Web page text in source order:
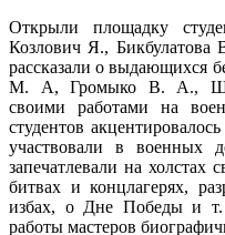
Открыли площадку
Козлович Я.,
рассказали о выдающихся
М. А, Громыко В. А.,
своими работами на
студентов
участвовали в военных
запечатлевали на
битвах и концлагерях,
избах, о Дне Победы и
работы мастеров